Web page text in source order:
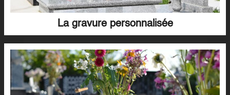
La gravure personnalisée